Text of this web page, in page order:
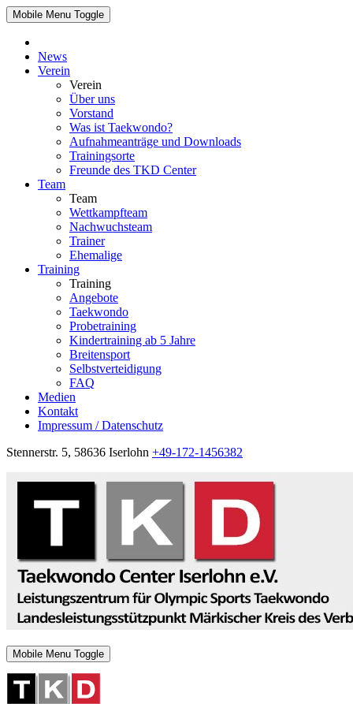
Mobile Menu Toggle
News
Verein
Verein
Über uns
Vorstand
Was ist Taekwondo?
Aufnahmeanträge und Downloads
Trainingsorte
Freunde des TKD Center
Team
Team
Wettkampfteam
Nachwuchsteam
Trainer
Ehemalige
Training
Training
Angebote
Taekwondo
Probetraining
Kindertraining ab 5 Jahre
Breitensport
Selbstverteidigung
FAQ
Medien
Kontakt
Impressum / Datenschutz
Stennerstr. 5, 58636 Iserlohn +49-172-1456382
Mobile Menu Toggle